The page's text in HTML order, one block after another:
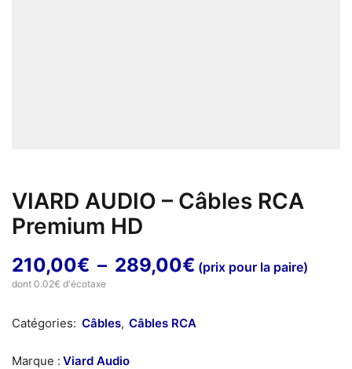
VIARD AUDIO – Câbles RCA
Premium HD
210,00€ – 289,00€ Plage
210,00€
(prix pour la paire)
dont 0.02€ d'écotaxe
Catégories: Câbles, Câbles RCA
Marque : Viard Audio